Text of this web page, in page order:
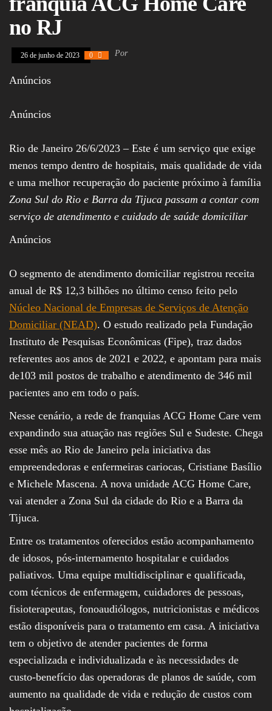
Policiais, Política,
Congresso, Câmara
Receitas, Chef, RH,
Empreendedorismo,
Negócios,
Oportunidades,
no RJ
26 de junho de 2023 0 Por
Anúncios
Anúncios
Rio de Janeiro 26/6/2023 – Este é um serviço que exige
menos tempo dentro de hospitais, mais qualidade de vida
e uma melhor recuperação do paciente próximo à família
Zona Sul do Rio e Barra da Tijuca passam a contar com
serviço de atendimento e cuidado de saúde domiciliar
Anúncios
O segmento de atendimento domiciliar registrou receita
anual de R$ 12,3 bilhões no último censo feito pelo
Núcleo Nacional de Empresas de Serviços de Atenção
Domiciliar (NEAD). O estudo realizado pela Fundação
Instituto de Pesquisas Econômicas (Fipe), traz dados
referentes aos anos de 2021 e 2022, e apontam para mais
de103 mil postos de trabalho e atendimento de 346 mil
pacientes ano em todo o país.
Nesse cenário, a rede de franquias ACG Home Care vem
expandindo sua atuação nas regiões Sul e Sudeste. Chega
esse mês ao Rio de Janeiro pela iniciativa das
empreendedoras e enfermeiras cariocas, Cristiane Basílio
e Michele Mascena. A nova unidade ACG Home Care,
vai atender a Zona Sul da cidade do Rio e a Barra da
Tijuca.
Entre os tratamentos oferecidos estão acompanhamento
de idosos, pós-internamento hospitalar e cuidados
paliativos. Uma equipe multidisciplinar e qualificada,
com técnicos de enfermagem, cuidadores de pessoas,
fisioterapeutas, fonoaudiólogos, nutricionistas e médicos
estão disponíveis para o tratamento em casa. A iniciativa
tem o objetivo de atender pacientes de forma
especializada e individualizada e às necessidades de
custo-benefício das operadoras de planos de saúde, com
aumento na qualidade de vida e redução de custos com